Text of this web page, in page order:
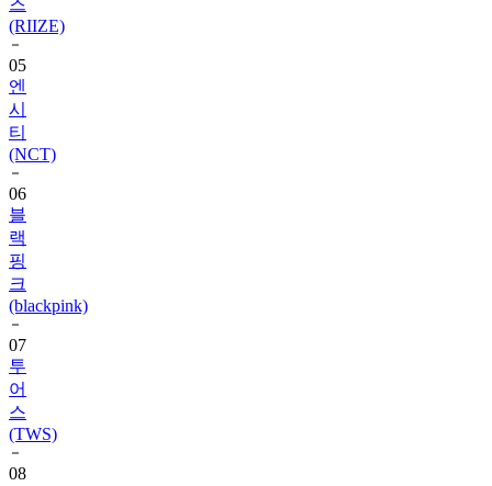
즈
(RIIZE)
05
엔
시
티
(NCT)
06
블
랙
핑
크
(blackpink)
07
투
어
스
(TWS)
08